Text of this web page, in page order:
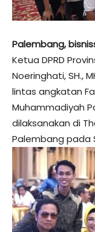
Palembang,
Ketua DPRD
Noeringhati, SH.,
lintas angkatan
Muhammadiyah
dilaksanakan di
Palembang pada